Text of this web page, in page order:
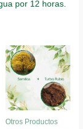
por 12 horas.
Otros Productos